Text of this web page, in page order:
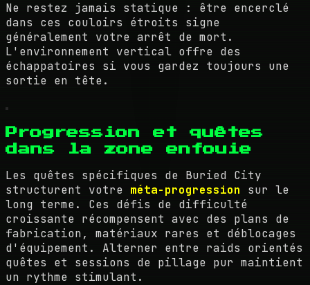
Ne restez jamais statique : être encerclé
dans ces couloirs étroits signe
généralement votre arrêt de mort.
L'environnement vertical offre des
échappatoires si vous gardez toujours une
sortie en tête.
Progression et quêtes
dans la zone enfouie
Les quêtes spécifiques de Buried City
structurent votre méta-progression sur le
long terme. Ces défis de difficulté
croissante récompensent avec des plans de
fabrication, matériaux rares et déblocages
d'équipement. Alterner entre raids orientés
quêtes et sessions de pillage pur maintient
un rythme stimulant.